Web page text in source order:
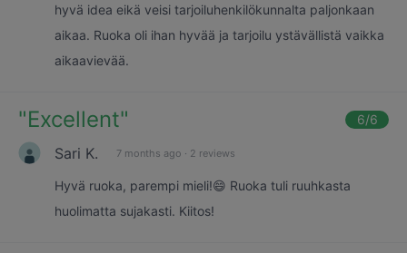
hyvä idea eikä veisi tarjoiluhenkilökunnalta paljonkaan
aikaa. Ruoka oli ihan hyvää ja tarjoilu ystävällistä vaikka
aikaavievää.
"Excellent" 6/6
Sari K. 7 months ago · 2 reviews
Hyvä ruoka, parempi mieli!😄 Ruoka tuli ruuhkasta
huolimatta sujakasti. Kiitos!